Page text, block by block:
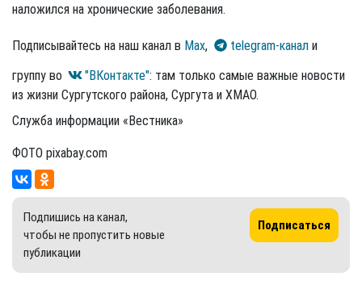
наложился на хронические заболевания.
Подписывайтесь на наш канал в Max, telegram-канал и
группу во
"ВКонтакте": там только самые важные новости
из жизни Сургутского района, Сургута и ХМАО.
Служба информации «Вестника»
ФОТО pixabay.com
Подпишись на канал,
чтобы не пропустить новые
публикации
Подписаться